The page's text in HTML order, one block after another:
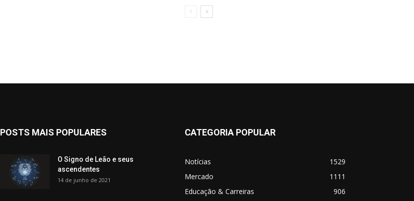
POSTS MAIS POPULARES
O Signo de Leão e seus
ascendentes
14 de junho de 2021
CATEGORIA POPULAR
Notícias
1529
Mercado
1111
Educação & Carreiras
906